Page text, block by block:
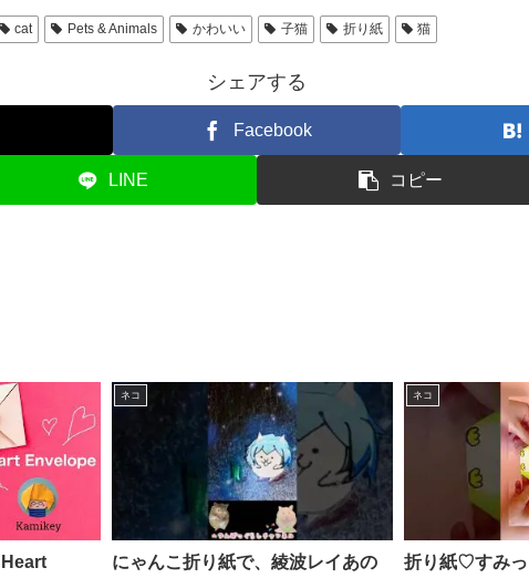
cat Pets & Animals かわいい 子猫 折り紙 猫
シェアする
Facebook
LINE コピー
ネコ
にゃんこ折り紙で、綾波レイあの
ネコ
折り紙♡すみ